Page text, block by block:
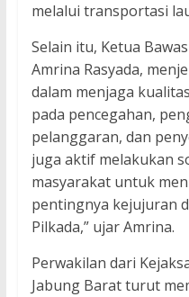
melalui transportasi
Selain itu, Ketua
Amrina Rasyada,
dalam menjaga
pada pencegahan,
pelanggaran, dan
juga aktif melakukan
masyarakat untuk
pentingnya kejujuran
Pilkada,” ujar Amrina.
Perwakilan dari
Jabung Barat turut